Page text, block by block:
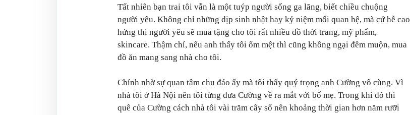
Tất nhiên bạn trai tôi vẫn là một tuýp người sống ga lăng, biết chiều chuộng
người yêu. Không chỉ những dịp sinh nhật hay kỷ niệm mối quan hệ, mà cứ hễ cao
hứng thì người yêu sẽ mua tặng cho tôi rất nhiều đồ thời trang, mỹ phẩm,
skincare. Thậm chí, nếu anh thấy tôi ốm mệt thì cũng không ngại đêm muộn, mua
đồ ăn mang sang nhà cho tôi.
Chính nhờ sự quan tâm chu đáo ấy mà tôi thấy quý trọng anh Cường vô cùng. Vì
nhà tôi ở Hà Nội nên tôi từng đưa Cường về ra mắt với bố mẹ. Trong khi đó thì
quê của Cường cách nhà tôi vài trăm cây số nên khoảng thời gian hơn năm rưỡi